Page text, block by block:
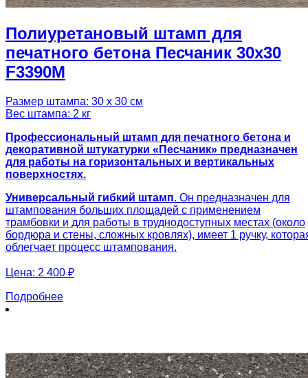
Полиуретановый штамп для
печатного бетона Песчаник 30х30
F3390M
Размер штампа: 30 х 30 см
Вес штампа: 2 кг
Профессиональный штамп для печатного бетона и
декоративной штукатурки «Песчаник» предназначен
для работы на горизонтальных и вертикальных
поверхностях.
Универсальный гибкий штамп. Он предназначен для
штампования больших площадей с применением
трамбовки и для работы в труднодоступных местах (около
бордюра и стены, сложных кровлях), имеет 1 ручку,
облегчает процесс штампования.
Цена: 2 400 ₽
Подробнее